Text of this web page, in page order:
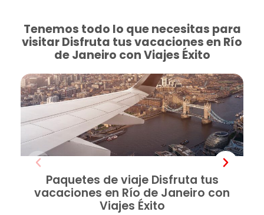
Tenemos todo lo que necesitas para
visitar Disfruta tus vacaciones en Río
de Janeiro con Viajes Éxito
Paquetes de viaje Disfruta tus
vacaciones en Río de Janeiro con
Viajes Éxito